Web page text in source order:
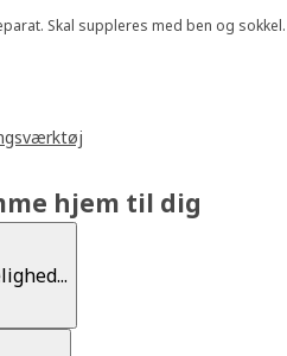
Skal suppleres med ben og sokkel.
hjem til dig